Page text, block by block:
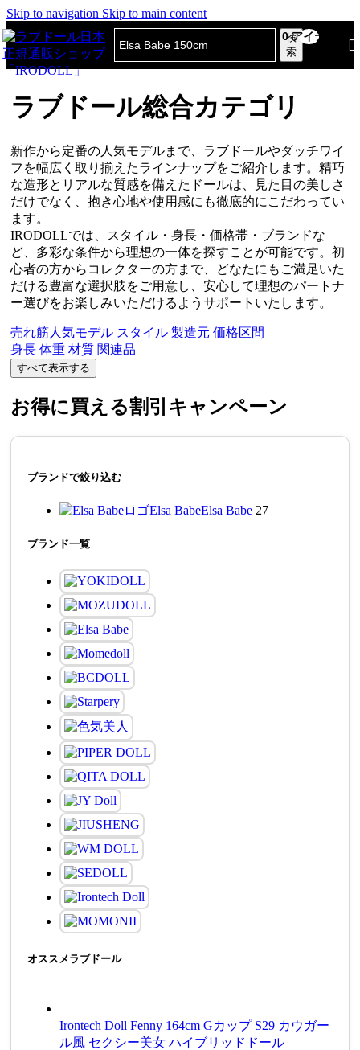
Skip to navigation Skip to main content
検
索
0アイテム
ラブドール総合カテゴリ
新作から定番の人気モデルまで、ラブドールやダッチワイ
フを幅広く取り揃えたラインナップをご紹介します。精巧
な造形とリアルな質感を備えたドールは、見た目の美しさ
だけでなく、抱き心地や使用感にも徹底的にこだわってい
ます。
IRODOLLでは、スタイル・身長・価格帯・ブランドな
ど、多彩な条件から理想の一体を探すことが可能です。初
心者の方からコレクターの方まで、どなたにもご満足いた
だける豊富な選択肢をご用意し、安心して理想のパートナ
ー選びをお楽しみいただけるようサポートいたします。
売れ筋人気モデル スタイル 製造元 価格区間
身長 体重 材質 関連品
すべて表示する
お得に買える割引キャンペーン
ブランドで絞り込む
Elsa BabeElsa Babe 27
ブランド一覧
オススメラブドール
Irontech Doll Fenny 164cm Gカップ S29 カウガー
ル風 セクシー美女 ハイブリッドドール